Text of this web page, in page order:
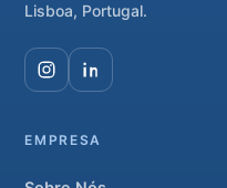
Lisboa, Portugal.
EMPRESA